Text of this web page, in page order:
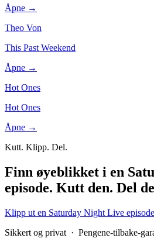
Åpne →
Theo Von
This Past Weekend
Åpne →
Hot Ones
Hot Ones
Åpne →
Kutt. Klipp. Del.
Finn øyeblikket i en
episode. Kutt den. Del
Klipp ut en Saturday Night Live episode
Sikkert og privat · Pengene-tilbake-